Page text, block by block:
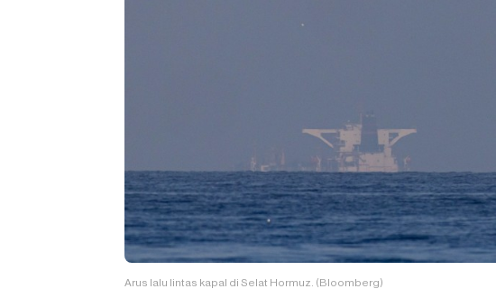
Arus lalu lintas kapal di Selat Hormuz. (Bloomberg)